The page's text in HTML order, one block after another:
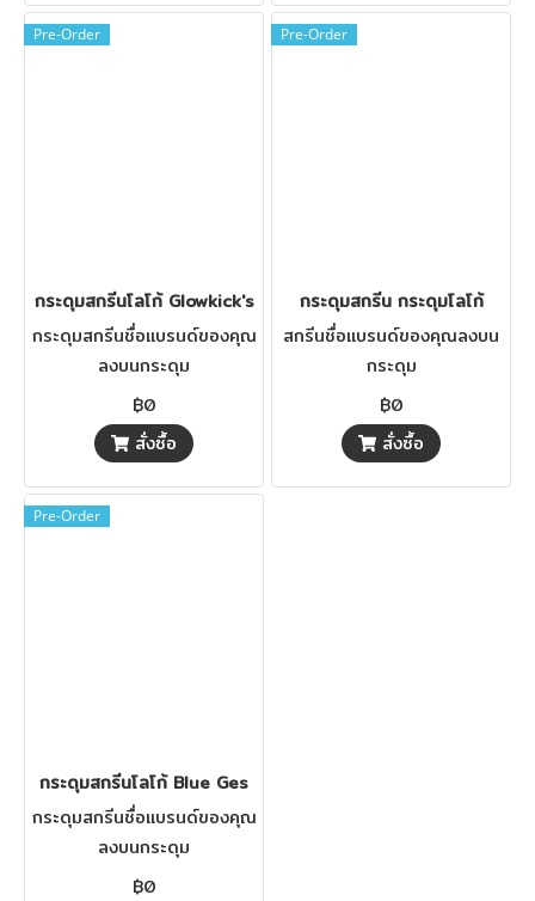
Pre-Order
กระดุมสกรีนโลโก้ Glowkick's
กระดุมสกรีนชื่อแบรนด์ของคุณ
ลงบนกระดุม
฿0
สั่งซื้อ
Pre-Order
กระดุมสกรีน กระดุมโลโก้
สกรีนชื่อแบรนด์ของคุณลงบน
กระดุม
฿0
สั่งซื้อ
Pre-Order
กระดุมสกรีนโลโก้ Blue Ges
กระดุมสกรีนชื่อแบรนด์ของคุณ
ลงบนกระดุม
฿0